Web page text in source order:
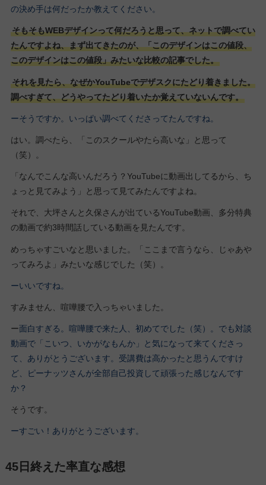
の決め手は何だったか教えてください。
そもそもWEBデザインって何だろうと思って、ネットで調べてい
たんですよね、まず出てきたのが、「このデザインはこの値段、
このデザインはこの値段」みたいな比較の記事でした。
それを見たら、なぜかYouTubeでデザスクにたどり着きました。
調べすぎて、どうやってたどり着いたか覚えていないんです。
ーそうですか。いっぱい調べてくださってたんですね。
はい。調べたら、「このスクールやたら高いな」と思って
（笑）。
「なんでこんな高いんだろう？YouTubeに動画出してるから、ち
ょっと見てみよう」と思って見てみたんですよね。
それで、大坪さんと久保さんが出ているYouTube動画、多分特典
の動画で約3時間話している動画を見たんです。
めっちゃすごいなと思いました。「ここまで言うなら、じゃあや
ってみろよ」みたいな感じでした（笑）。
ーいいですね。
すみません、喧嘩腰で入っちゃいました。
ー面白すぎる。喧嘩腰で来た人、初めてでした（笑）。でも対談
動画で「こいつ、いかがなもんか」と気になって来てくださっ
て、ありがとうございます。受講費は高かったと思うんですけ
ど、ピーナッツさんが全部自己投資して頑張った感じなんです
か？
そうです。
ーすごい！ありがとうございます。
45日終えた率直な感想